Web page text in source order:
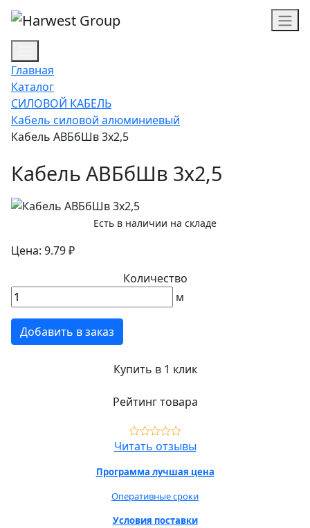
Главная
Каталог
СИЛОВОЙ КАБЕЛЬ
Кабель силовой алюминиевый
Кабель АВБбШв 3х2,5
Кабель АВБбШв 3х2,5
Есть в наличии на складе
Цена: 9.79 ₽
Количество
м
Добавить в заказ
Купить в 1 клик
Рейтинг товара
Читать отзывы
Программа лучшая цена
Оперативные сроки
Условия поставки